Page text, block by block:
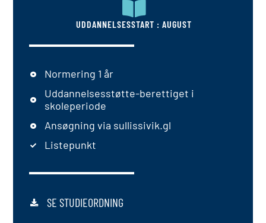
UDDANNELSESSTART : AUGUST
Normering 1 år
Uddannelsesstøtte-berettiget i
skoleperiode
Ansøgning via sullissivik.gl
Listepunkt
SE STUDIEORDNING